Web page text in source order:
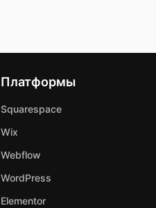
Платформы
Squarespace
Wix
Webflow
WordPress
Elementor